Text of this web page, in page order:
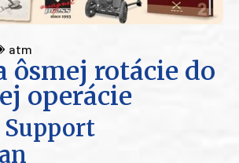
atm
ôsmej rotácie do
operácie
Support